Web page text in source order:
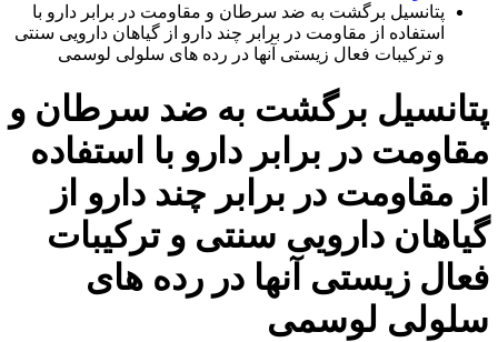
پتانسیل برگشت به ضد سرطان و مقاومت در برابر دارو با
استفاده از مقاومت در برابر چند دارو از گیاهان دارویی سنتی
و ترکیبات فعال زیستی آنها در رده های سلولی لوسمی
پتانسیل برگشت به ضد سرطان و
مقاومت در برابر دارو با استفاده
از مقاومت در برابر چند دارو از
گیاهان دارویی سنتی و ترکیبات
فعال زیستی آنها در رده های
سلولی لوسمی